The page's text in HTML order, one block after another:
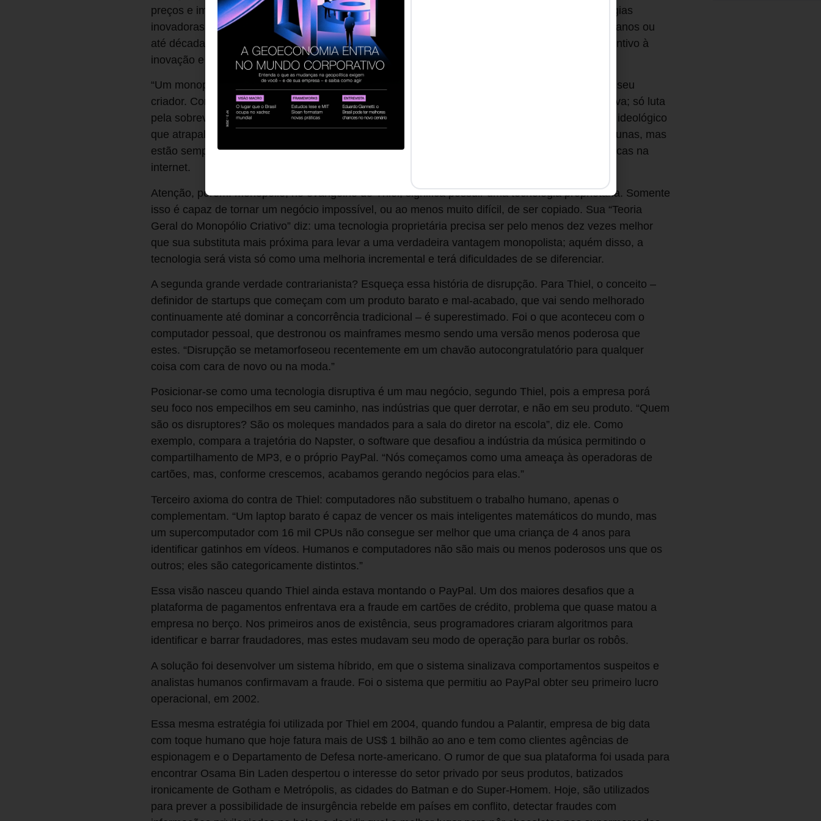
preços e impede que as empresas tenham lucros grandes o suficiente para investir em tecnologias
inovadoras. Para ele, apenas os monopólios criativos levam ao progresso, pois a promessa de anos ou
até décadas de lucros concretizada com a dominação total de um mercado é um poderoso incentivo à
inovação e a fazer planos de longo prazo.
“Um monopólio criativo gera novos produtos que beneficiam a todos e lucros sustentáveis para seu
criador. Competição significa que não há lucro para ninguém, nenhuma diferenciação significativa; só luta
pela sobrevivência”, escreve Thiel em seu livro. Ele acredita que a livre concorrência é um mito ideológico
que atrapalha o progresso. Para exemplificar, compara as companhias aéreas, que faturam fortunas, mas
estão sempre às voltas com um prejuízo crônico, e o Google, com seu monopólio virtual de buscas na
internet.
Atenção, porém: monopólio, no evangelho de Thiel, significa possuir uma tecnologia proprietária. Somente
isso é capaz de tornar um negócio impossível, ou ao menos muito difícil, de ser copiado. Sua “Teoria
Geral do Monopólio Criativo” diz: uma tecnologia proprietária precisa ser pelo menos dez vezes melhor
que sua substituta mais próxima para levar a uma verdadeira vantagem monopolista; aquém disso, a
tecnologia será vista só como uma melhoria incremental e terá dificuldades de se diferenciar.
A segunda grande verdade contrarianista? Esqueça essa história de disrupção. Para Thiel, o conceito –
definidor de startups que começam com um produto barato e mal-acabado, que vai sendo melhorado
continuamente até dominar a concorrência tradicional – é superestimado. Foi o que aconteceu com o
computador pessoal, que destronou os mainframes mesmo sendo uma versão menos poderosa que
estes. “Disrupção se metamorfoseou recentemente em um chavão autocongratulatório para qualquer
coisa com cara de novo ou na moda.”
Posicionar-se como uma tecnologia disruptiva é um mau negócio, segundo Thiel, pois a empresa porá
seu foco nos empecilhos em seu caminho, nas indústrias que quer derrotar, e não em seu produto. “Quem
são os disruptores? São os moleques mandados para a sala do diretor na escola”, diz ele. Como
exemplo, compara a trajetória do Napster, o software que desafiou a indústria da música permitindo o
compartilhamento de MP3, e o próprio PayPal. “Nós começamos como uma ameaça às operadoras de
cartões, mas, conforme crescemos, acabamos gerando negócios para elas.”
Terceiro axioma do contra de Thiel: computadores não substituem o trabalho humano, apenas o
complementam. “Um laptop barato é capaz de vencer os mais inteligentes matemáticos do mundo, mas
um supercomputador com 16 mil CPUs não consegue ser melhor que uma criança de 4 anos para
identificar gatinhos em vídeos. Humanos e computadores não são mais ou menos poderosos uns que os
outros; eles são categoricamente distintos.”
Essa visão nasceu quando Thiel ainda estava montando o PayPal. Um dos maiores desafios que a
plataforma de pagamentos enfrentava era a fraude em cartões de crédito, problema que quase matou a
empresa no berço. Nos primeiros anos de existência, seus programadores criaram algoritmos para
identificar e barrar fraudadores, mas estes mudavam seu modo de operação para burlar os robôs.
A solução foi desenvolver um sistema híbrido, em que o sistema sinalizava comportamentos suspeitos e
analistas humanos confirmavam a fraude. Foi o sistema que permitiu ao PayPal obter seu primeiro lucro
operacional, em 2002.
Essa mesma estratégia foi utilizada por Thiel em 2004, quando fundou a Palantir, empresa de big data
com toque humano que hoje fatura mais de US$ 1 bilhão ao ano e tem como clientes agências de
espionagem e o Departamento de Defesa norte-americano. O rumor de que sua plataforma foi usada para
encontrar Osama Bin Laden despertou o interesse do setor privado por seus produtos, batizados
ironicamente de Gotham e Metrópolis, as cidades do Batman e do Super-Homem. Hoje, são utilizados
para prever a possibilidade de insurgência rebelde em países em conflito, detectar fraudes com